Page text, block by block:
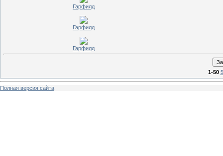
Гарфилд
Гарфилд
Гарфилд
1-50
Полная версия сайта